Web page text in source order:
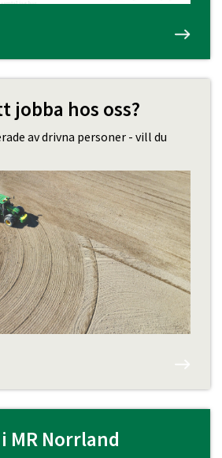
jobba hos oss?
av drivna personer - vill du
MR Norrland